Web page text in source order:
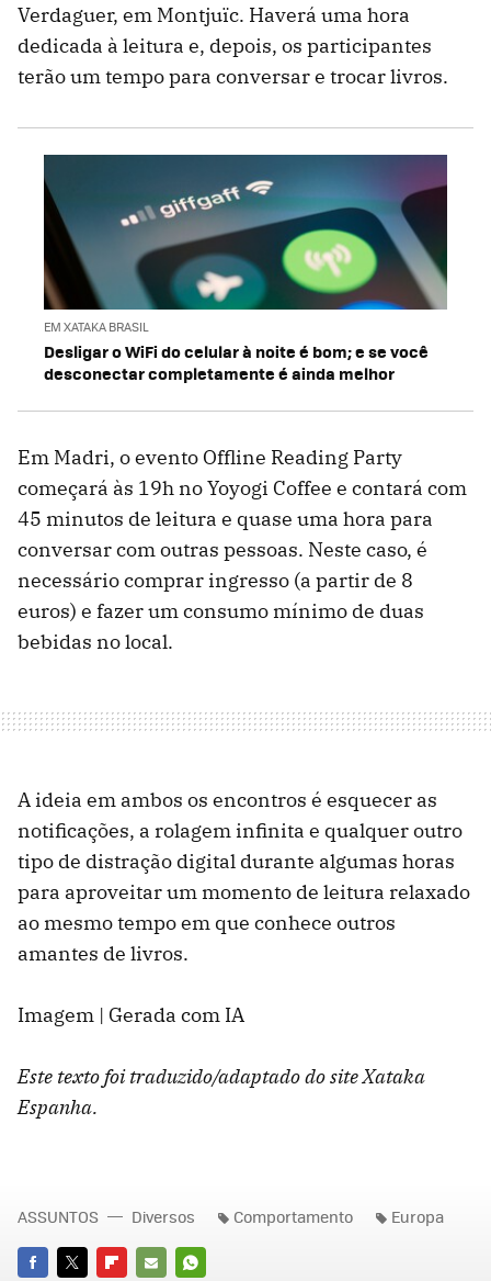
Verdaguer, em Montjuïc. Haverá uma hora
dedicada à leitura e, depois, os participantes
terão um tempo para conversar e trocar livros.
EM XATAKA BRASIL
Desligar o WiFi do celular à noite é bom; e se você
desconectar completamente é ainda melhor
Em Madri, o evento Offline Reading Party
começará às 19h no Yoyogi Coffee e contará com
45 minutos de leitura e quase uma hora para
conversar com outras pessoas. Neste caso, é
necessário comprar ingresso (a partir de 8
euros) e fazer um consumo mínimo de duas
bebidas no local.
A ideia em ambos os encontros é esquecer as
notificações, a rolagem infinita e qualquer outro
tipo de distração digital durante algumas horas
para aproveitar um momento de leitura relaxado
ao mesmo tempo em que conhece outros
amantes de livros.
Imagem | Gerada com IA
Este texto foi traduzido/adaptado do site Xataka
Espanha.
ASSUNTOS Diversos Comportamento Europa